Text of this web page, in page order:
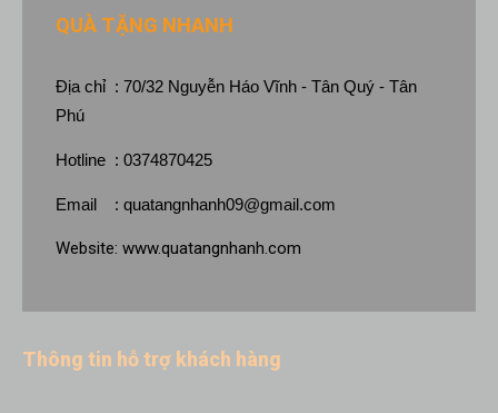
QUÀ TẶNG NHANH
Địa chỉ : 70/32 Nguyễn Háo Vĩnh - Tân Quý - Tân
Phú
Hotline : 0374870425
Email : quatangnhanh09@gmail.com
Website: www.quatangnhanh.com
Thông tin hỗ trợ khách hàng